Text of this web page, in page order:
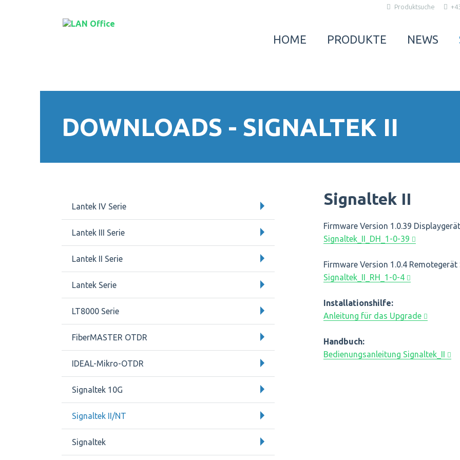
Produktsuche
HOME PRODUKTE NEWS
DOWNLOADS - SIGNALTEK II
Signaltek II
Firmware Version 1.0.39
Signaltek_II_DH_1-0-39
Firmware Version 1.0.4 Remotegerät
Signaltek_II_RH_1-0-4
Installationshilfe:
Anleitung für das Upgrade
Handbuch:
Bedienungsanleitung Signaltek_II
überspringen
Lantek IV Serie
Lantek III Serie
Lantek II Serie
Lantek Serie
LT8000 Serie
FiberMASTER OTDR
IDEAL-Mikro-OTDR
Signaltek 10G
Signaltek II/NT
Signaltek